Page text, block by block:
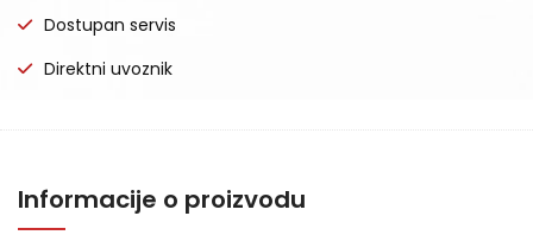
Dostupan servis
Direktni uvoznik
Informacije o proizvodu